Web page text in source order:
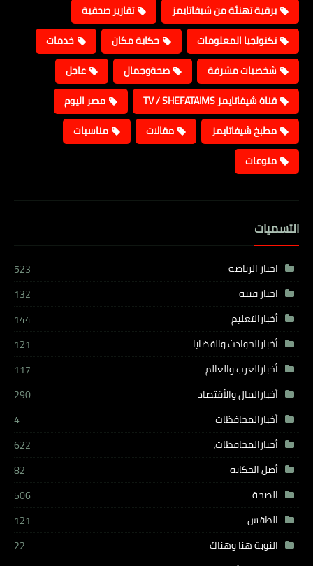
برقية تهنئة من شيفاتايمز
تقارير صحفية
تكنولجيا المعلومات
حكاية مكان
خدمات
شخصيات مشرفة
صحةوجمال
عاجل
قناة شيفاتايمز TV / SHEFATAIMS
مصر اليوم
مطبخ شيفاتايمز
مقالات
مناسبات
منوعات
التسميات
اخبار الرياضة
523
اخبار فنيه
132
أخبارالتعليم
144
أخبارالحوادث والقضايا
121
أخبارالعرب والعالم
117
أخبارالمال والأقتصاد
290
أخبارالمحافظات
4
أخبارالمحافظات،
622
أصل الحكاية
82
الصحة
506
الطقس
121
النوبة هنا وهناك
22